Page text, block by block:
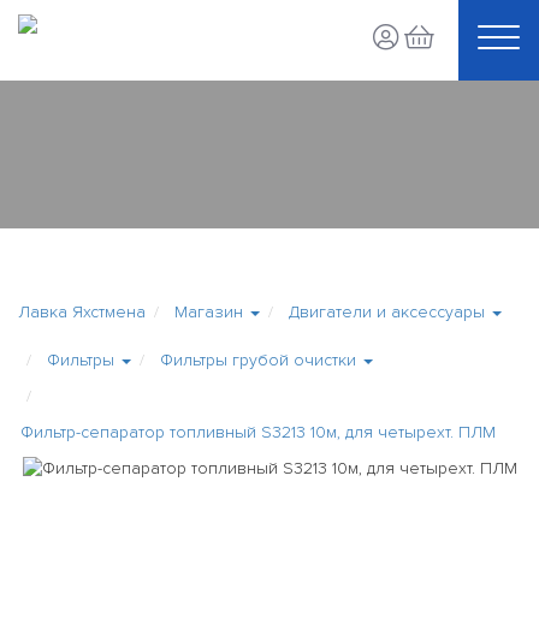
Лавка Яхстмена Магазин Двигатели и аксессуары
Фильтры Фильтры грубой очистки
Фильтр-сепаратор топливный S3213 10м, для четырехт. ПЛМ